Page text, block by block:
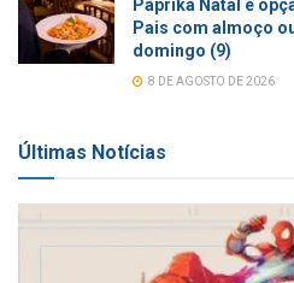
Páprika Natal é
Pais com almoço
domingo (9)
8 DE AGOSTO DE 2026
Últimas Notícias